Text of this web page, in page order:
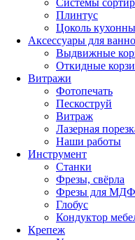
Плинтус
Цоколь
Аксессуары для
Выдвижные
Откидные
Витражи
Фотопечать
Пескоструй
Витраж
Лазерная
Наши работы
Инструмент
Станки
Фрезы, свёрла
Фрезы для МДФ
Глобус
Кондуктор
Крепеж